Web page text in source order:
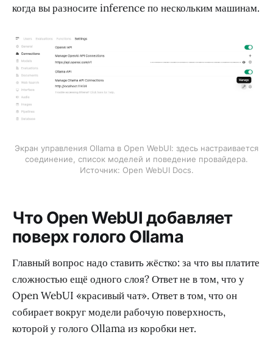
когда вы разносите inference по нескольким машинам.
Экран управления Ollama в Open WebUI: здесь настраивается
соединение, список моделей и поведение провайдера.
Источник: Open WebUI Docs.
Что Open WebUI добавляет
поверх голого Ollama
Главный вопрос надо ставить жёстко: за что вы платите
сложностью ещё одного слоя? Ответ не в том, что у
Open WebUI «красивый чат». Ответ в том, что он
собирает вокруг модели рабочую поверхность,
которой у голого Ollama из коробки нет.